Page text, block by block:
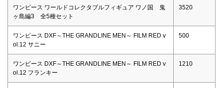
ワンピース ワールドコレクタブルフィギュア ワノ国 鬼
ヶ島編3 全5種セット
3520
ワンピース DXF～THE GRANDLINE MEN～ FILM RED v
ol.12 サニー
500
ワンピース DXF～THE GRANDLINE MEN～ FILM RED v
ol.12 フランキー
1210